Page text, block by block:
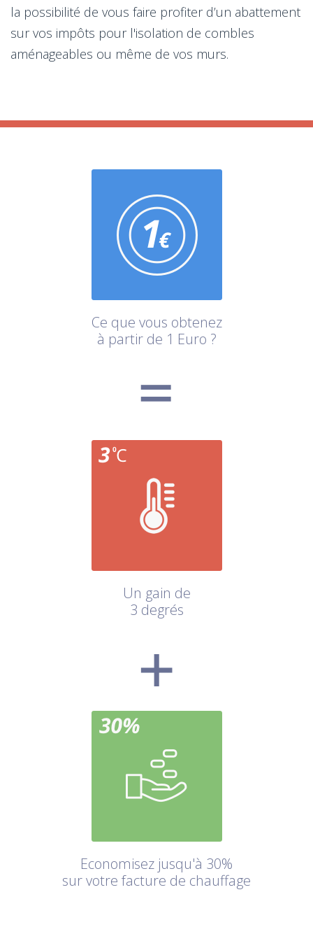
la possibilité de vous faire profiter d’un abattement
sur vos impôts pour l'isolation de combles
aménageables ou même de vos murs.
Ce que vous obtenez
à partir de 1 Euro ?
Un gain de
3 degrés
Economisez jusqu'à 30%
sur votre facture de chauffage